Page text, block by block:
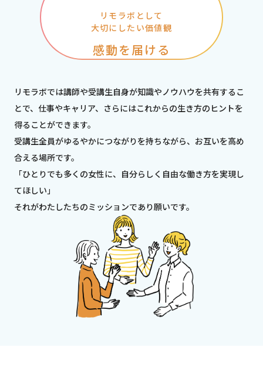
リモラボとして
大切にしたい価値観
感動を届ける
リモラボでは講師や受講生自身が知識やノウハウを共有するこ
とで、仕事やキャリア、 さらにはこれからの生き方のヒントを
得ることができます。
受講生全員がゆるやかにつながりを持ちながら、お互いを高め
合える場所です。
「ひとりでも多くの女性に、自分らしく自由な働き方を実現し
てほしい」
それがわたしたちのミッションであり願いです。